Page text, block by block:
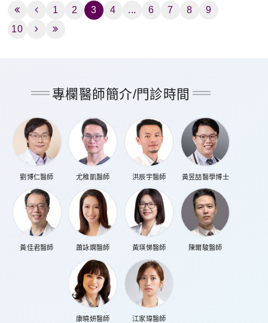
1 2 3 4 ... 6 7 8
9
10
專欄醫師簡介/門診時間
劉博仁醫師 尤稚凱醫師 洪辰宇醫師 黃昱喆醫學博士
黃佳君醫師 蕭詠嫻醫師 黃瑛悌醫師 陳爾駿醫師
康曉妍醫師 江家瑋醫師